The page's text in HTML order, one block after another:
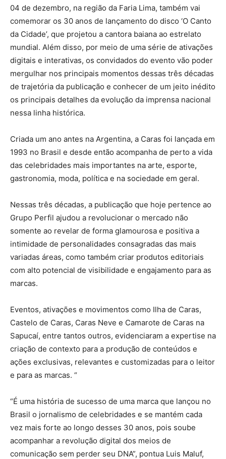
04 de dezembro, na região da Faria Lima, também vai
comemorar os 30 anos de lançamento do disco ‘O Canto
da Cidade’, que projetou a cantora baiana ao estrelato
mundial. Além disso, por meio de uma série de ativações
digitais e interativas, os convidados do evento vão poder
mergulhar nos principais momentos dessas três décadas
de trajetória da publicação e conhecer de um jeito inédito
os principais detalhes da evolução da imprensa nacional
nessa linha histórica.
Criada um ano antes na Argentina, a Caras foi lançada em
1993 no Brasil e desde então acompanha de perto a vida
das celebridades mais importantes na arte, esporte,
gastronomia, moda, política e na sociedade em geral.
Nessas três décadas, a publicação que hoje pertence ao
Grupo Perfil ajudou a revolucionar o mercado não
somente ao revelar de forma glamourosa e positiva a
intimidade de personalidades consagradas das mais
variadas áreas, como também criar produtos editoriais
com alto potencial de visibilidade e engajamento para as
marcas.
Eventos, ativações e movimentos como Ilha de Caras,
Castelo de Caras, Caras Neve e Camarote de Caras na
Sapucaí, entre tantos outros, evidenciaram a expertise na
criação de contexto para a produção de conteúdos e
ações exclusivas, relevantes e customizadas para o leitor
e para as marcas. “
“É uma história de sucesso de uma marca que lançou no
Brasil o jornalismo de celebridades e se mantém cada
vez mais forte ao longo desses 30 anos, pois soube
acompanhar a revolução digital dos meios de
comunicação sem perder seu DNA”, pontua Luis Maluf,